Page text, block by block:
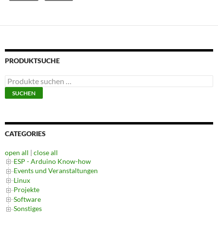
PRODUKTSUCHE
Suchen
nach:
SUCHEN
CATEGORIES
open all | close all
ESP - Arduino Know-how
Events und Veranstaltungen
Linux
Projekte
Software
Sonstiges